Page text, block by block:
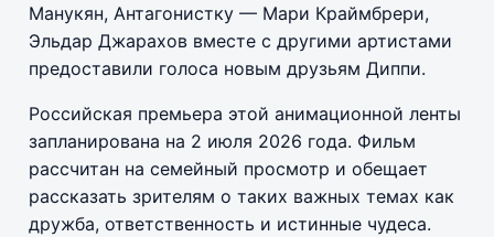
Манукян, Антагонистку — Мари Краймбрери,
Эльдар Джарахов вместе с другими артистами
предоставили голоса новым друзьям Диппи.
Российская премьера этой анимационной ленты
запланирована на 2 июля 2026 года. Фильм
рассчитан на семейный просмотр и обещает
рассказать зрителям о таких важных темах как
дружба, ответственность и истинные чудеса.